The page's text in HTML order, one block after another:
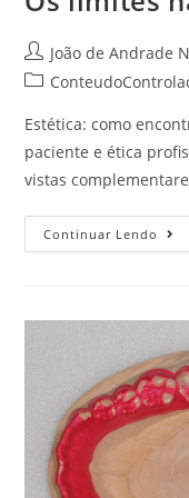
João de Andrade
Estética: como
paciente e ética
vistas
Continuar Lendo